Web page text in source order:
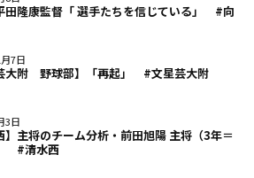
田隆康監督「 選手たちを信じている」 #向
7日
大附 野球部】「再起」 #文星芸大附
3日
】主将のチーム分析・前田旭陽 主将（3年＝
#清水西